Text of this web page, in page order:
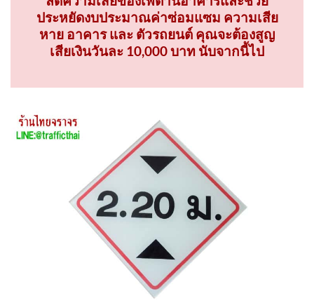
ประหยัดงบประมาณค่าซ่อมแซม ความเสีย
หาย อาคาร และ ตัวรถยนต์ คุณจะต้องสูญ
เสียเงินวันละ 10,000 บาท นับจากนี้ไป